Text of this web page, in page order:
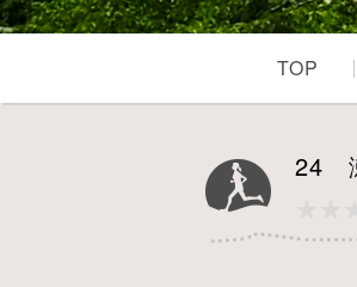
TOP
24